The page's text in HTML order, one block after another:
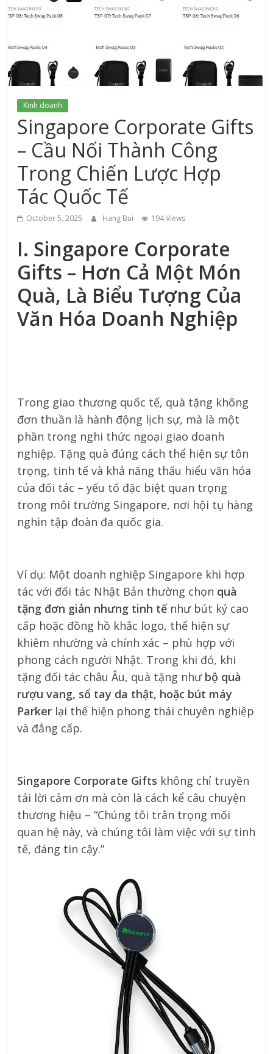
xứ
Kinh doanh
Singapore Corporate Gifts
– Cầu Nối Thành Công
Trong Chiến Lược Hợp
Tác Quốc Tế
October 5, 2025 Hang Bui 194 Views
I. Singapore Corporate
Gifts – Hơn Cả Một Món
Quà, Là Biểu Tượng Của
Văn Hóa Doanh Nghiệp
Trong giao thương quốc tế, quà tặng không
đơn thuần là hành động lịch sự, mà là một
phần trong nghi thức ngoại giao doanh
nghiệp. Tặng quà đúng cách thể hiện sự tôn
trọng, tinh tế và khả năng thấu hiểu văn hóa
của đối tác – yếu tố đặc biệt quan trọng
trong môi trường Singapore, nơi hội tụ hàng
nghìn tập đoàn đa quốc gia.
Ví dụ: Một doanh nghiệp Singapore khi hợp
tác với đối tác Nhật Bản thường chọn quà
tặng đơn giản nhưng tinh tếnhư bút ký cao
cấp hoặc đồng hồ khắc logo, thể hiện sự
khiêm nhường và chính xác – phù hợp với
phong cách người Nhật. Trong khi đó, khi
tặng đối tác châu Âu, quà tặng như bộ quà
rượu vang, sổ tay da thật, hoặc bút máy
Parker lại thể hiện phong thái chuyên nghiệp
và đẳng cấp.
Singapore Corporate Gifts không chỉ truyền
tải lời cảm ơn mà còn là cách kể câu chuyện
thương hiệu – “Chúng tôi trân trọng mối
quan hệ này, và chúng tôi làm việc với sự tinh
tế, đáng tin cậy.”